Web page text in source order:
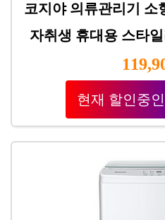
코지야 의류관리기 소
자취생 휴대용 스타
현재 할인중